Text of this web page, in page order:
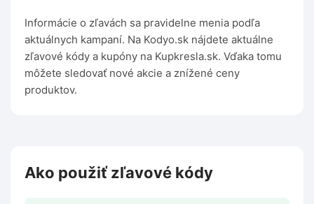
Informácie o zľavách sa pravidelne menia podľa
aktuálnych kampaní. Na Kodyo.sk nájdete aktuálne
zľavové kódy a kupóny na Kupkresla.sk. Vďaka tomu
môžete sledovať nové akcie a znížené ceny
produktov.
Ako použiť zľavové kódy